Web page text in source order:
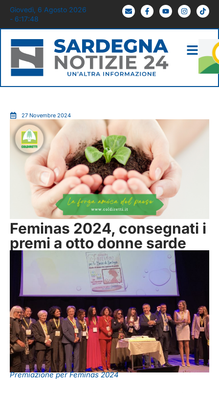
Giovedì, 6 Agosto 2026
- 6:17:50
27 Novembre 2024
Feminas 2024, consegnati i
premi a otto donne sarde
Premiazione per Feminas 2024